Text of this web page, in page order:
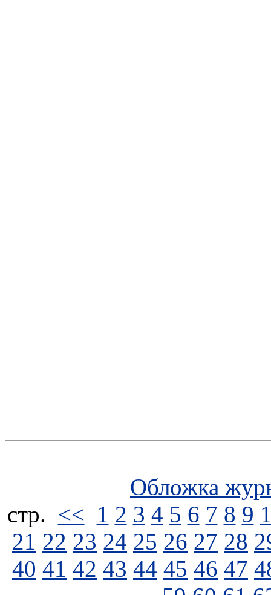
Обложка
стp. << 1 2 3 4 5 6 7 8 9
21 22 23 24 25 26 27 28
40 41 42 43 44 45 46 47